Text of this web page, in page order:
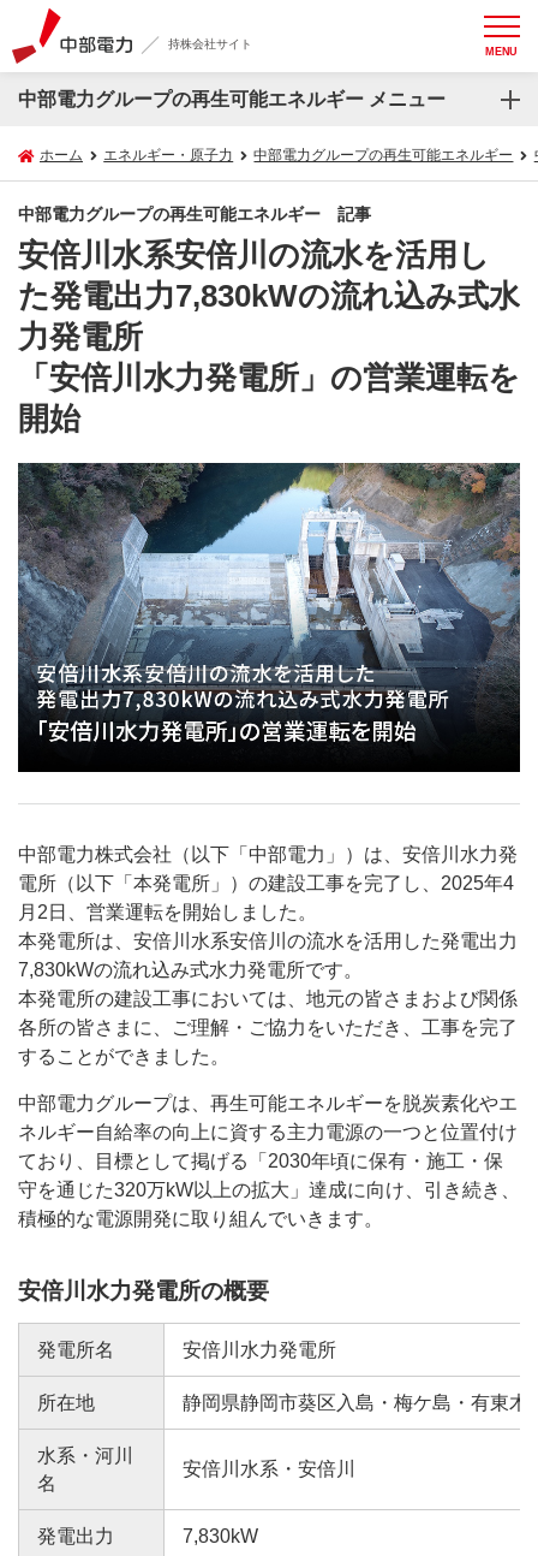
持株会社サイト MENU
中部電力グループの再生可能エネルギー メニュー
ホーム エネルギー・原子力 中部電力グループの再生可能エネルギー
中部電力グループの再生可能エネルギー 記事
安倍川水系安倍川の流水を活用し
た発電出力7,830kWの流れ込み式水
力発電所
「安倍川水力発電所」の営業運転を
開始
中部電力株式会社（以下「中部電力」）は、安倍川水力発
電所（以下「本発電所」）の建設工事を完了し、2025年4
月2日、営業運転を開始しました。
本発電所は、安倍川水系安倍川の流水を活用した発電出力
7,830kWの流れ込み式水力発電所です。
本発電所の建設工事においては、地元の皆さまおよび関係
各所の皆さまに、ご理解・ご協力をいただき、工事を完了
することができました。
中部電力グループは、再生可能エネルギーを脱炭素化やエ
ネルギー自給率の向上に資する主力電源の一つと位置付け
ており、目標として掲げる「2030年頃に保有・施工・保
守を通じた320万kW以上の拡大」達成に向け、引き続き、
積極的な電源開発に取り組んでいきます。
安倍川水力発電所の概要
発電所名 安倍川水力発電所
所在地 静岡県静岡市葵区入島・梅ケ島・有東木
水系・河川
名
安倍川水系・安倍川
発電出力 7,830kW